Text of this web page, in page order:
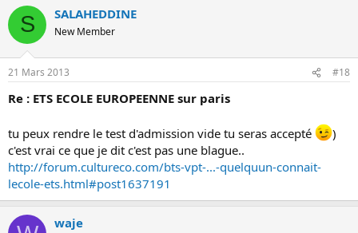
S SALAHEDDINE
New Member
21 Mars 2013 #18
Re : ETS ECOLE EUROPEENNE sur paris
tu peux rendre le test d'admission vide tu seras accepté
)
c'est vrai ce que je dit c'est pas une blague..
http://forum.cultureco.com/bts-vpt-...-quelquun-connait-
lecole-ets.html#post1637191
waje